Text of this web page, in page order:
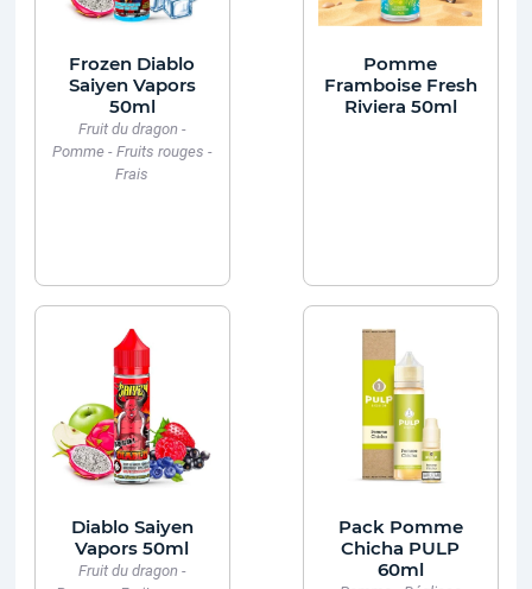
Frozen Diablo
Saiyen Vapors
50ml
Fruit du dragon -
Pomme - Fruits rouges -
Frais
Pomme
Framboise Fresh
Riviera 50ml
Diablo Saiyen
Vapors 50ml
Fruit du dragon -
Pack Pomme
Chicha PULP
60ml